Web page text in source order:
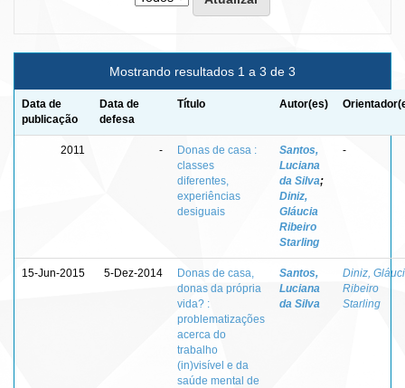
Mostrando resultados 1 a 3 de 3
Data de
publicação
Data de
defesa
Título Autor(es)
2011 -
Donas de casa :
classes
diferentes,
experiências
desiguais
Santos,
Luciana
da Silva;
Diniz,
Gláucia
Ribeiro
Starling
-
15-Jun-2015 5-Dez-2014
Donas de casa,
donas da própria
vida? :
problematizações
acerca do
trabalho
(in)visível e da
saúde mental de
Santos,
Luciana
da Silva
Diniz,
Ribeiro
Starling